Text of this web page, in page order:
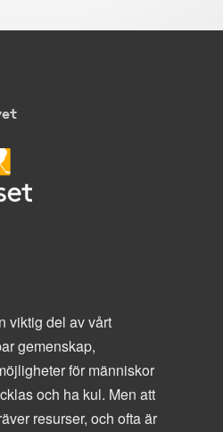
viktig del av vårt
gemenskap,
för människor
och ha kul. Men att
resurser, och ofta är